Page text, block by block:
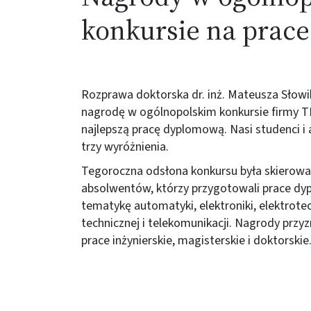
konkursie na
Rozprawa doktorska dr. inż. Mateusza
nagrodę w ogólnopolskim konkursie firmy
najlepszą pracę dyplomową. Nasi studenci
trzy wyróżnienia.
Tegoroczna odsłona konkursu była
absolwentów, którzy przygotowali prace
tematykę automatyki, elektroniki,
technicznej i telekomunikacji. Nagrody
prace inżynierskie, magisterskie i doktorskie.